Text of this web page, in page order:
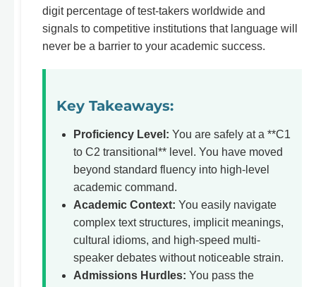
digit percentage of test-takers worldwide and
signals to competitive institutions that language will
never be a barrier to your academic success.
Key Takeaways:
Proficiency Level: You are safely at a **C1
to C2 transitional** level. You have moved
beyond standard fluency into high-level
academic command.
Academic Context: You easily navigate
complex text structures, implicit meanings,
cultural idioms, and high-speed multi-
speaker debates without noticeable strain.
Admissions Hurdles: You pass the